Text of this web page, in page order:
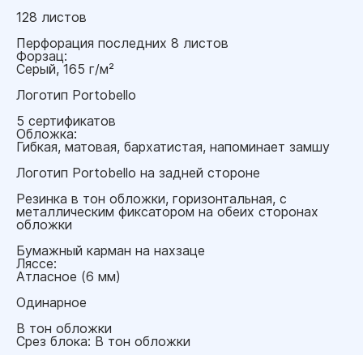
128 листов
Перфорация последних 8 листов
Форзац:
Серый, 165 г/м²
Логотип Portobello
5 сертификатов
Обложка:
Гибкая, матовая, бархатистая, напоминает замшу
Логотип Portobello на задней стороне
Резинка в тон обложки, горизонтальная, с
металлическим фиксатором на обеих сторонах
обложки
Бумажный карман на нахзаце
Ляссе:
Атласное (6 мм)
Одинарное
В тон обложки
Срез блока: В тон обложки